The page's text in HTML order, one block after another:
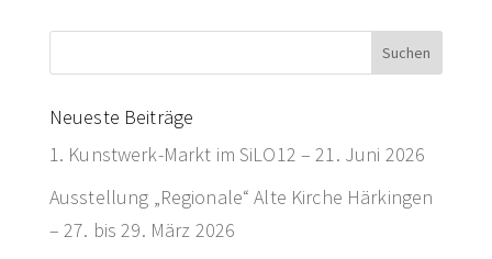
Neueste Beiträge
1. Kunstwerk-Markt im SiLO12 – 21. Juni 2026
Ausstellung „Regionale“ Alte Kirche Härkingen
– 27. bis 29. März 2026